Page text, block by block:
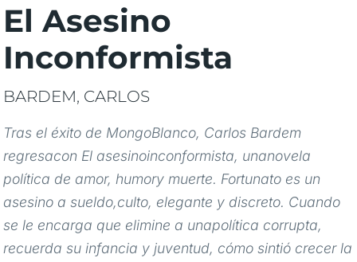
El Asesino
Inconformista
BARDEM, CARLOS
Tras el éxito de MongoBlanco, Carlos Bardem
regresacon El asesinoinconformista, unanovela
política de amor, humory muerte. Fortunato es un
asesino a sueldo,culto, elegante y discreto. Cuando
se le encarga que elimine a unapolítica corrupta,
recuerda su infancia y juventud, cómo sintió crecer la